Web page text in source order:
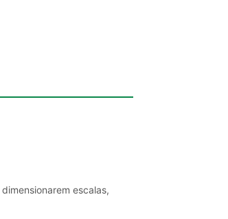
dimensionarem escalas,